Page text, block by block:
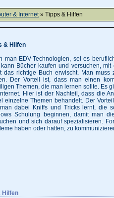
& Internet» Tipps & Hilfen
& Hilfen
man EDV-Technologien, sei es
kann Bücher kaufen und versuchen,
das richtige Buch erwischt. Man
Der Vorteil ist, dass man einen
Themen, die man lernen sollte. Es
Hier ist der Nachteil, dass die
einzelne Themen behandelt. Der
dabei Kniffs und Tricks lernt, die
Schulung beginnen, damit man
und sich darauf spezialisieren.
haben oder hatten, zu
Hilfen